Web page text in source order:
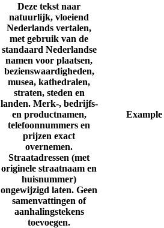
Deze tekst naar
natuurlijk, vloeiend
Nederlands vertalen,
met gebruik van de
standaard Nederlandse
namen voor plaatsen,
bezienswaardigheden,
musea, kathedralen,
straten, steden en
landen. Merk-, bedrijfs-
en productnamen,
telefoonnummers en
prijzen exact
overnemen.
Straatadressen (met
originele straatnaam en
huisnummer)
ongewijzigd laten. Geen
samenvattingen of
aanhalingstekens
toevoegen.
Example